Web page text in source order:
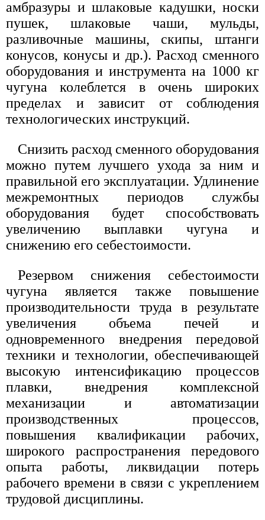
амбразуры и шлаковые кадушки, носки
пушек, шлаковые чаши, мульды,
разливочные машины, скипы, штанги
конусов, конусы и др.). Расход сменного
оборудования и инструмента на 1000 кг
чугуна колеблется в очень широких
пределах и зависит от соблюдения
технологических инструкций.
Снизить расход сменного оборудования
можно путем лучшего ухода за ним и
правильной его эксплуатации. Удлинение
межремонтных периодов службы
оборудования будет способствовать
увеличению выплавки чугуна и
снижению его себестоимости.
Резервом снижения себестоимости
чугуна является также повышение
производительности труда в результате
увеличения объема печей и
одновременного внедрения передовой
техники и технологии, обеспечивающей
высокую интенсификацию процессов
плавки, внедрения комплексной
механизации и автоматизации
производственных процессов,
повышения квалификации рабочих,
широкого распространения передового
опыта работы, ликвидации потерь
рабочего времени в связи с укреплением
трудовой дисциплины.